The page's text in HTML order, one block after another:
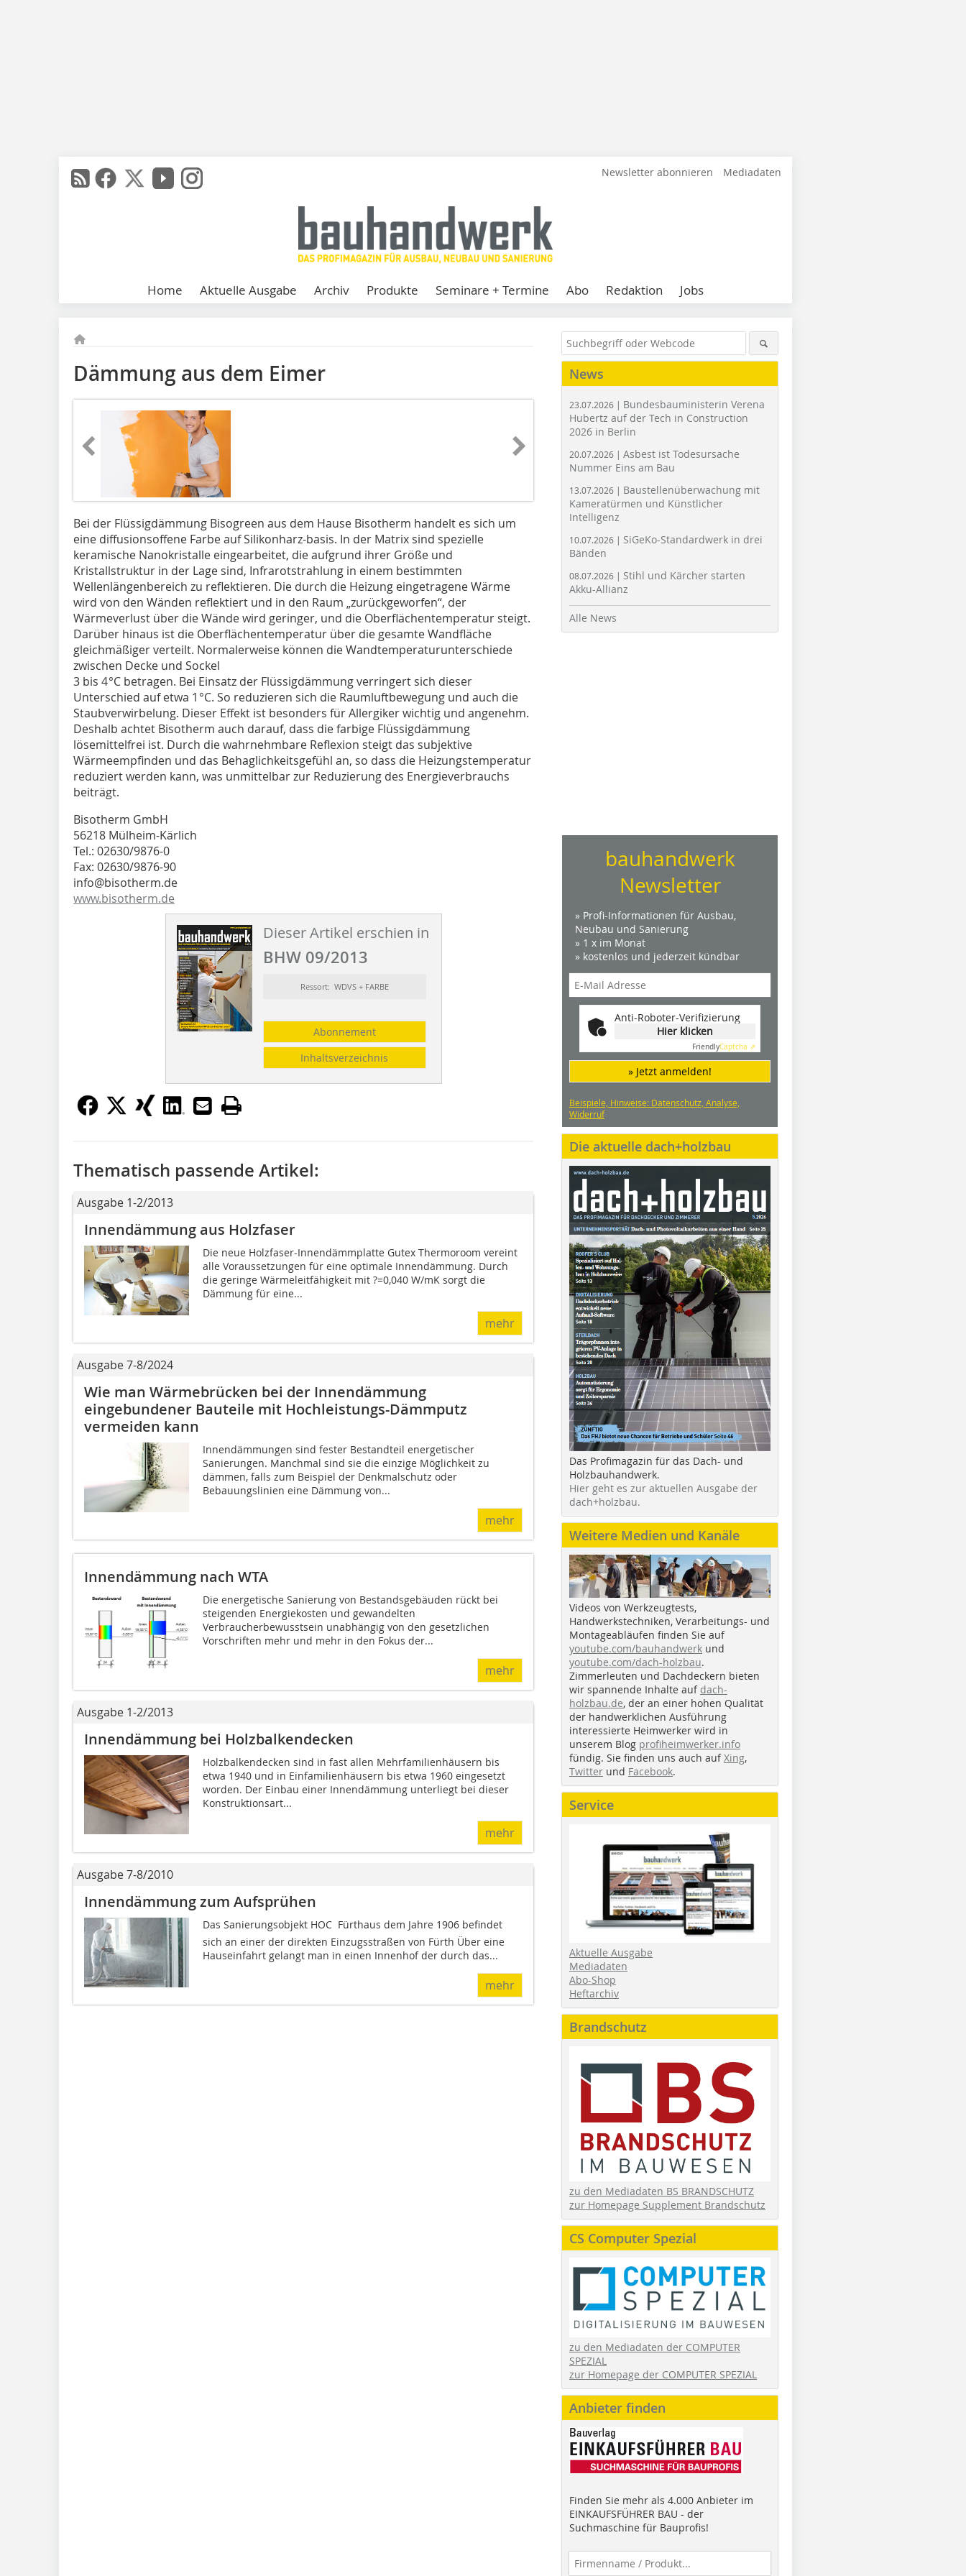
Newsletter abonnieren Mediadaten
Home Aktuelle Ausgabe Archiv Produkte Seminare + Termine Abo Redaktion Jobs
Dämmung aus dem Eimer
Bei der Flüssigdämmung Bisogreen aus dem Hause Bisotherm handelt es sich um
eine diffusionsoffene Farbe auf Silikonharz-basis. In der Matrix sind spezielle
keramische Nanokristalle eingearbeitet, die aufgrund ihrer Größe und
Kristallstruktur in der Lage sind, Infrarotstrahlung in einem bestimmten
Wellenlängenbereich zu reflektieren. Die durch die Heizung eingetragene Wärme
wird von den Wänden reflektiert und in den Raum „zurückgeworfen“, der
Wärmeverlust über die Wände wird geringer, und die Oberflächentemperatur steigt.
Darüber hinaus ist die Oberflächentemperatur über die gesamte Wandfläche
gleichmäßiger verteilt. Normalerweise können die Wandtemperaturunterschiede
zwischen Decke und Sockel
3 bis 4 °C betragen. Bei Einsatz der Flüssigdämmung verringert sich dieser
Unterschied auf etwa 1 °C. So reduzieren sich die Raumluftbewegung und auch die
Staubverwirbelung. Dieser Effekt ist besonders für Allergiker wichtig und angenehm.
Deshalb achtet Bisotherm auch darauf, dass die farbige Flüssigdämmung
lösemittelfrei ist. Durch die wahrnehmbare Reflexion steigt das subjektive
Wärmeempfinden und das Behaglichkeitsgefühl an, so dass die Heizungstemperatur
reduziert werden kann, was unmittelbar zur Reduzierung des Energieverbrauchs
beiträgt.
Bisotherm GmbH
56218 Mülheim-Kärlich
Tel.: 02630/9876-0
Fax: 02630/9876-90
info@bisotherm.de
www.bisotherm.de
Dieser Artikel erschien in
BHW 09/2013
Ressort: WDVS + FARBE
Abonnement
Inhaltsverzeichnis
Thematisch passende Artikel:
Ausgabe 1-2/2013
Innendämmung aus Holzfaser
Die neue Holzfaser-Innendämmplatte Gutex Thermoroom vereint
alle Voraussetzungen für eine optimale Innendämmung. Durch
die geringe Wärmeleitfähigkeit mit ?=0,040 W/mK sorgt die
Dämmung für eine...
mehr
Ausgabe 7-8/2024
Wie man Wärmebrücken bei der Innendämmung
eingebundener Bauteile mit Hochleistungs-Dämmputz
vermeiden kann
Innendämmungen sind fester Bestandteil energetischer
Sanierungen. Manchmal sind sie die einzige Möglichkeit zu
dämmen, falls zum Beispiel der Denkmalschutz oder
Bebauungslinien eine Dämmung von...
mehr
Innendämmung nach WTA
Die energetische Sanierung von Bestandsgebäuden rückt bei
steigenden Energiekosten und gewandelten
Verbraucherbewusstsein unabhängig von den gesetzlichen
Vorschriften mehr und mehr in den Fokus der...
mehr
Ausgabe 1-2/2013
Innendämmung bei Holzbalkendecken
Holzbalkendecken sind in fast allen Mehrfamilienhäusern bis
etwa 1940 und in Einfamilienhäusern bis etwa 1960 eingesetzt
worden. Der Einbau einer Innendämmung unterliegt bei dieser
Konstruktionsart...
mehr
Ausgabe 7-8/2010
Innendämmung zum Aufsprühen
Das Sanierungsobjekt HOC  Fürthaus dem Jahre 1906 befindet
sich an einer der direkten Einzugsstraßen von Fürth Über eine
Hauseinfahrt gelangt man in einen Innenhof der durch das...
mehr
News
23.07.2026 | Bundesbauministerin Verena
Hubertz auf der Tech in Construction
2026 in Berlin
20.07.2026 | Asbest ist Todesursache
Nummer Eins am Bau
13.07.2026 | Baustellenüberwachung mit
Kameratürmen und Künstlicher
Intelligenz
10.07.2026 | SiGeKo-Standardwerk in drei
Bänden
08.07.2026 | Stihl und Kärcher starten
Akku-Allianz
Alle News
bauhandwerk
Newsletter
» Profi-Informationen für Ausbau,
Neubau und Sanierung
» 1 x im Monat
» kostenlos und jederzeit kündbar
Anti-Roboter-Verifizierung
Hier klicken
FriendlyCaptcha ⇗
» Jetzt anmelden!
Beispiele, Hinweise: Datenschutz, Analyse,
Widerruf
Die aktuelle dach+holzbau
Das Profimagazin für das Dach- und
Holzbauhandwerk.
Hier geht es zur aktuellen Ausgabe der
dach+holzbau.
Weitere Medien und Kanäle
Videos von Werkzeugtests,
Handwerkstechniken, Verarbeitungs- und
Montageabläufen finden Sie auf
youtube.com/bauhandwerk und
youtube.com/dach-holzbau.
Zimmerleuten und Dachdeckern bieten
wir spannende Inhalte auf dach-
holzbau.de, der an einer hohen Qualität
der handwerklichen Ausführung
interessierte Heimwerker wird in
unserem Blog profiheimwerker.info
fündig. Sie finden uns auch aufXing,
Twitter und Facebook.
Service
Aktuelle Ausgabe
Mediadaten
Abo-Shop
Heftarchiv
Brandschutz
zu den Mediadaten BS BRANDSCHUTZ
zur Homepage Supplement Brandschutz
CS Computer Spezial
zu den Mediadaten der COMPUTER
SPEZIAL
zur Homepage der COMPUTER SPEZIAL
Anbieter finden
Finden Sie mehr als 4.000 Anbieter im
EINKAUFSFÜHRER BAU - der
Suchmaschine für Bauprofis!